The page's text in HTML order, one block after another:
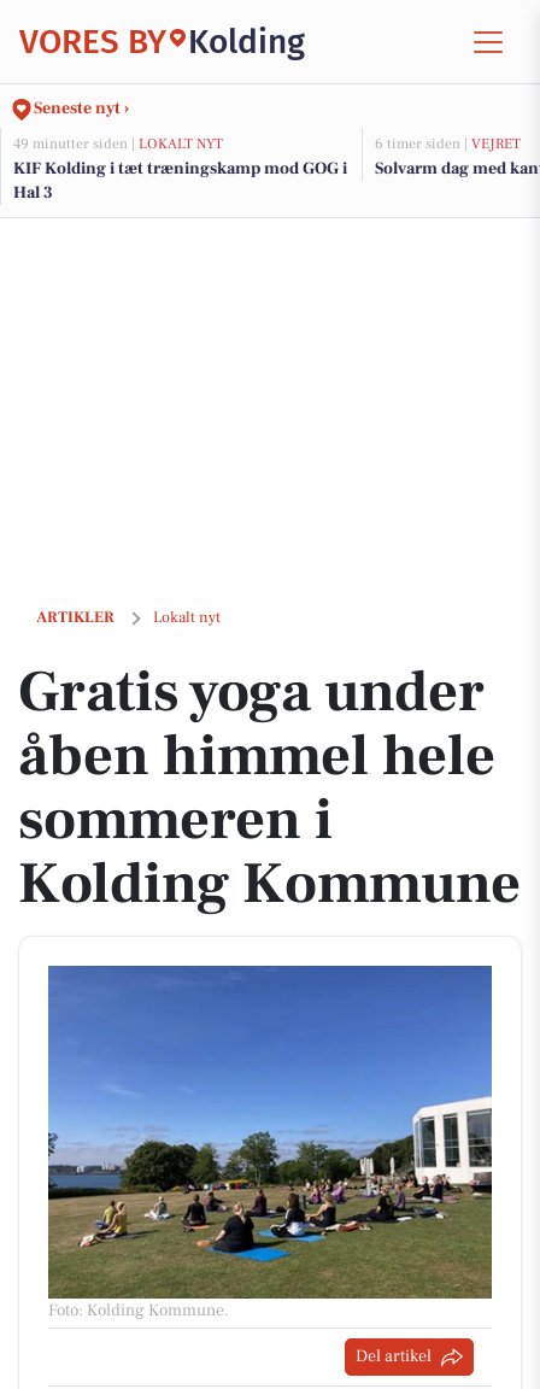
VORES BY Kolding
Seneste nyt ›
49 minutter siden | LOKALT NYT
KIF Kolding i tæt træningskamp mod GOG i
Hal 3
6 timer siden | VEJRET
Solvarm dag med
ARTIKLER Lokalt nyt
Gratis yoga under åben himmel hele sommeren i Kolding Kommune
Gratis yoga under
åben himmel hele
sommeren i
Kolding Kommune
Foto: Kolding Kommune.
Del artikel